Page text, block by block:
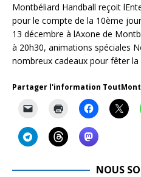
Montbéliard Handball reçoit
pour le compte de la 10ème
13 décembre à lAxone de
à 20h30, animations spéciales
nombreux cadeaux pour fêter la
Partager l'information
NOUS